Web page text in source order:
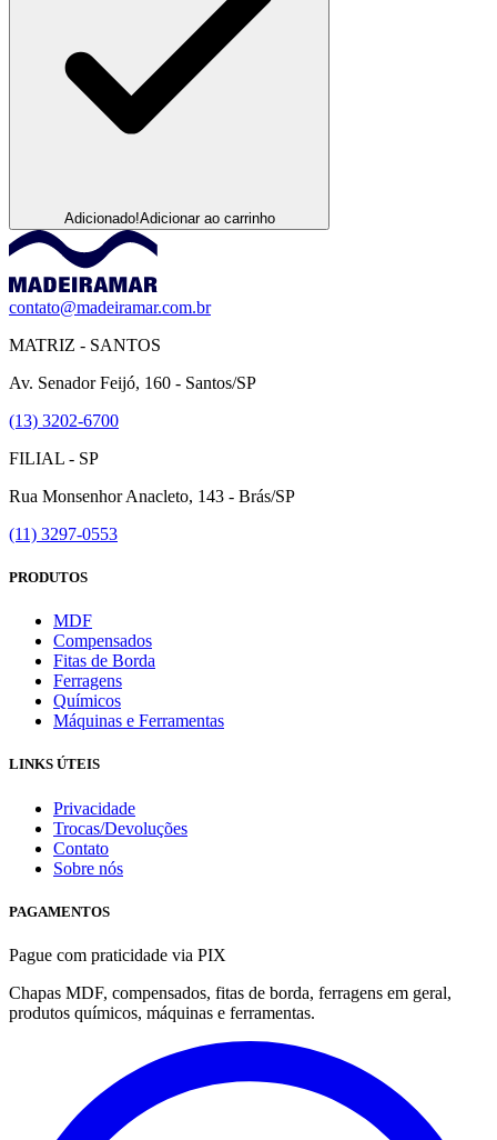
Adicionado!Adicionar ao carrinho
contato@madeiramar.com.br
MATRIZ - SANTOS
Av. Senador Feijó, 160 - Santos/SP
(13) 3202-6700
FILIAL - SP
Rua Monsenhor Anacleto, 143 - Brás/SP
(11) 3297-0553
PRODUTOS
MDF
Compensados
Fitas de Borda
Ferragens
Químicos
Máquinas e Ferramentas
LINKS ÚTEIS
Privacidade
Trocas/Devoluções
Contato
Sobre nós
PAGAMENTOS
Pague com praticidade via PIX
Chapas MDF, compensados, fitas de borda, ferragens em geral,
produtos químicos, máquinas e ferramentas.